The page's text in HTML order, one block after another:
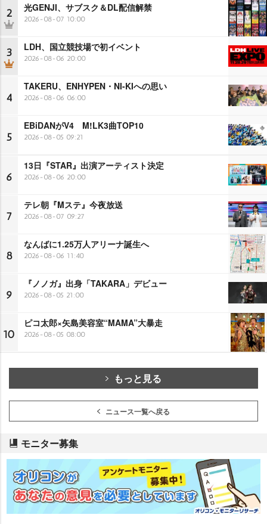
2 光GENJI、サブスク＆DL配信解禁
2026-08-07 10:00
3 LDH、国立競技場で初イベント
2026-08-06 20:00
4
TAKERU、ENHYPEN・NI-KIへの思い
2026-08-06 06:00
5
EBiDANがV4 M!LK3曲TOP10
2026-08-05 09:21
6
13日『STAR』出演アーティスト決定
2026-08-06 20:00
7
テレ朝『Mステ』今夜放送
2026-08-07 09:27
8
なんばに1.25万人アリーナ誕生へ
2026-08-06 11:40
9
『ノノガ』出身「TAKARA」デビュー
2026-08-05 21:00
10
ピコ太郎×矢島美容室“MAMA”大暴走
2026-08-05 08:00
もっと見る
ニュース一覧へ戻る
モニター募集